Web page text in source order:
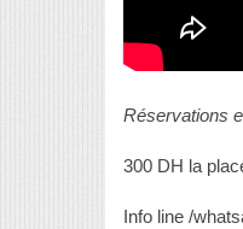
Réservations
300 DH la
Info line /